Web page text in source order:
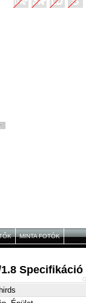
MINTA FOTÓK
Specifikáció